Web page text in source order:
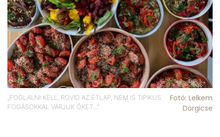
„FOGLALNI KELL, RÖVID AZ ÉTLAP, NEM IS TIPIKUS
FOGÁSOKKAL VÁRJUK ŐKET..."
Fotó: Lelkem
Dörgicse